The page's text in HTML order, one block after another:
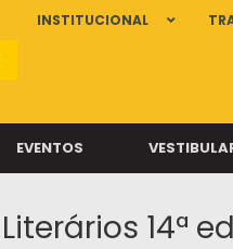
INSTITUCIONAL
EVENTOS
14ª